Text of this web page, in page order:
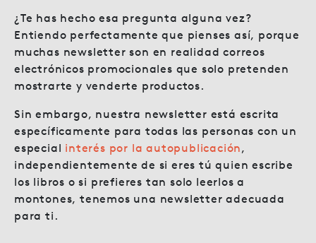
¿Te has hecho esa pregunta alguna vez?
Entiendo perfectamente que pienses así, porque
muchas newsletter son en realidad correos
electrónicos promocionales que solo pretenden
mostrarte y venderte productos.
Sin embargo, nuestra newsletter está escrita
específicamente para todas las personas con un
especial interés por la autopublicación,
independientemente de si eres tú quien escribe
los libros o si prefieres tan solo leerlos a
montones, tenemos una newsletter adecuada
para ti.